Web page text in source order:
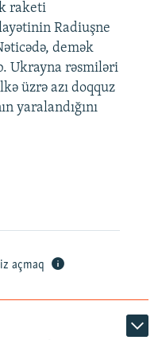
raketi
Radiuşne
demək
Ukrayna rəsmiləri
üzrə azı doqquz
yaralandığını
açmaq